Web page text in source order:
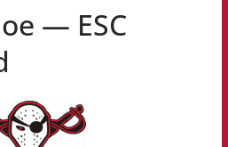
— ESC